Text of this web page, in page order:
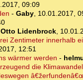
09:09
- Gaby, 10.01.2017,
Otto Lidenbrock,
Zentimeter innerhalb
12:51
wärmer werden -
die